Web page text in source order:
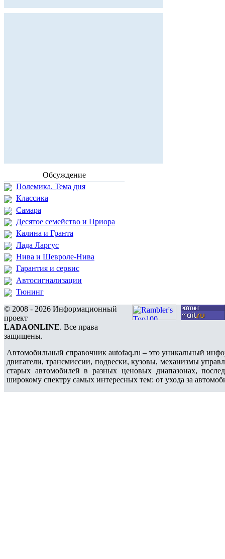
Обсуждение
Полемика. Тема дня
Классика
Самара
Десятое семейство и Приора
Калина и Гранта
Лада Ларгус
Нива и Шевроле-Нива
Гарантия и сервис
Автосигнализации
Тюнинг
© 2008 - 2026 Информационный
проект
LADAONLINE. Все права
защищены.
Автомобильный справочник autofaq.ru – это уникальный
двигатели, трансмиссии, подвески, кузовы, механизмы
старых автомобилей в разных ценовых диапазонах,
широкому спектру самых интересных тем: от ухода за